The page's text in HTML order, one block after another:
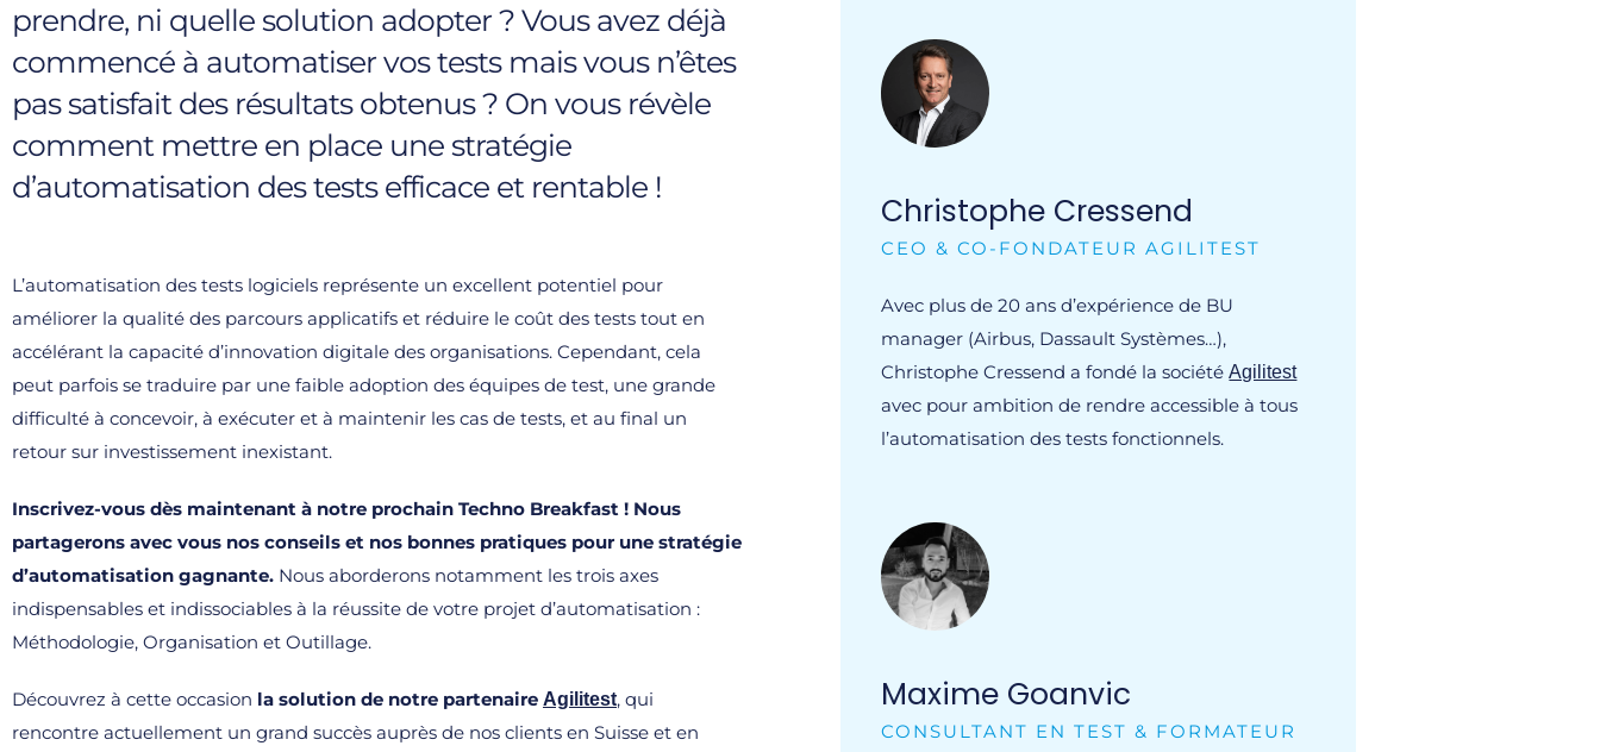
prendre, ni quelle solution adopter ? Vous avez déjà
commencé à automatiser vos tests mais vous n’êtes
pas satisfait des résultats obtenus ? On vous révèle
comment mettre en place une stratégie
d’automatisation des tests efficace et rentable !
L’automatisation des tests logiciels représente un excellent potentiel pour
améliorer la qualité des parcours applicatifs et réduire le coût des tests tout en
accélérant la capacité d’innovation digitale des organisations. Cependant, cela
peut parfois se traduire par une faible adoption des équipes de test, une grande
difficulté à concevoir, à exécuter et à maintenir les cas de tests, et au final un
retour sur investissement inexistant.
Inscrivez-vous dès maintenant à notre prochain Techno Breakfast ! Nous
partagerons avec vous nos conseils et nos bonnes pratiques pour une stratégie
d’automatisation gagnante. Nous aborderons notamment les trois axes
indispensables et indissociables à la réussite de votre projet d’automatisation :
Méthodologie, Organisation et Outillage.
Découvrez à cette occasion la solution de notre partenaire Agilitest, qui
rencontre actuellement un grand succès auprès de nos clients en Suisse et en
Christophe Cressend
CEO & CO-FONDATEUR AGILITEST
Avec plus de 20 ans d’expérience de BU
manager (Airbus, Dassault Systèmes…),
Christophe Cressend a fondé la sociétéAgilitest
avec pour ambition de rendre accessible à tous
l’automatisation des tests fonctionnels.
Maxime Goanvic
CONSULTANT EN TEST & FORMATEUR